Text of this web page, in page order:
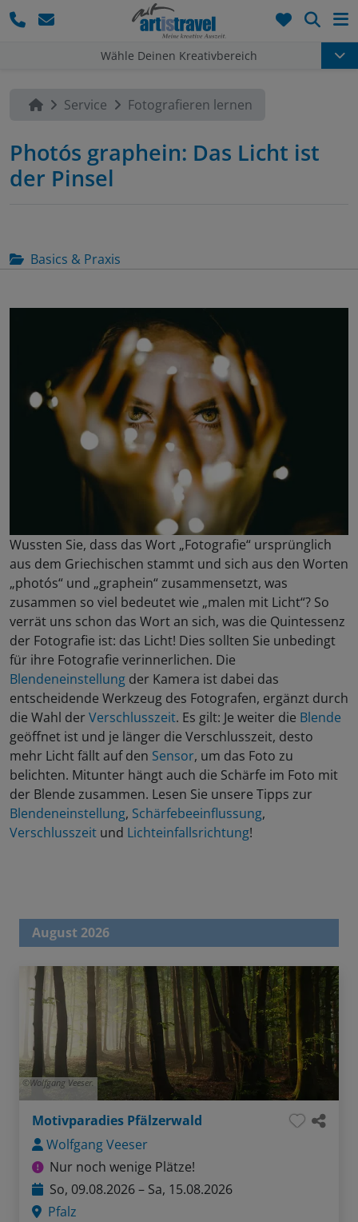
Wähle Deinen Kreativbereich
Service Fotografieren lernen
Photós graphein: Das Licht ist
der Pinsel
Basics & Praxis
Wussten Sie, dass das Wort „Fotografie“ ursprünglich
aus dem Griechischen stammt und sich aus den Worten
„photós“ und „graphein“ zusammensetzt, was
zusammen so viel bedeutet wie „malen mit Licht“? So
verrät uns schon das Wort an sich, was die Quintessenz
der Fotografie ist: das Licht! Dies sollten Sie unbedingt
für ihre Fotografie verinnerlichen. Die
Blendeneinstellung der Kamera ist dabei das
entscheidende Werkzeug des Fotografen, ergänzt durch
die Wahl derVerschlusszeit. Es gilt: Je weiter die Blende
geöffnet ist und je länger die Verschlusszeit, desto
mehr Licht fällt auf den Sensor, um das Foto zu
belichten. Mitunter hängt auch die Schärfe im Foto mit
der Blende zusammen. Lesen Sie unsere Tipps zur
Blendeneinstellung, Schärfebeeinflussung,
Verschlusszeit und Lichteinfallsrichtung!
August 2026
Wolfgang Veeser.
Motivparadies Pfälzerwald
Wolfgang Veeser
Nur noch wenige Plätze!
So, 09.08.2026 – Sa, 15.08.2026
Pfalz